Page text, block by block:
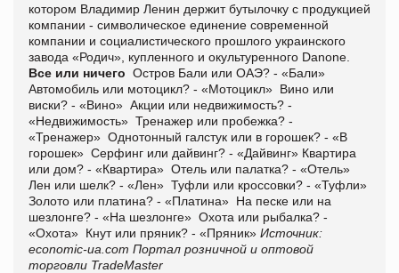
котором Владимир Ленин держит бутылочку с продукцией
компании - символическое единение современной
компании и социалистического прошлого украинского
завода «Родич», купленного и окультуренного Danone.
Все или ничего Остров Бали или ОАЭ? - «Бали»
Автомобиль или мотоцикл? - «Мотоцикл» Вино или
виски? - «Вино» Акции или недвижимость? -
«Недвижимость» Тренажер или пробежка? -
«Тренажер» Однотонный галстук или в горошек? - «В
горошек» Серфинг или дайвинг? - «Дайвинг» Квартира
или дом? - «Квартира» Отель или палатка? - «Отель»
Лен или шелк? - «Лен» Туфли или кроссовки? - «Туфли»
Золото или платина? - «Платина» На песке или на
шезлонге? - «На шезлонге» Охота или рыбалка? -
«Охота» Кнут или пряник? - «Пряник» Источник:
economic-ua.com Портал розничной и оптовой
торговли TradeMaster